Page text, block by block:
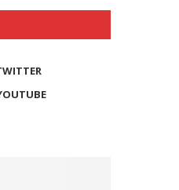
Stafsus Millenial, Kelola